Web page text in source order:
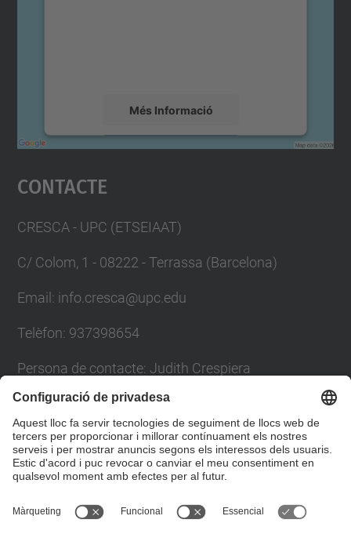
Més Informació
Accepta
powered by
Contacte
CRESCA - UPC (ETSEIAAT)
C/ Colom, 1 - 08222 - Terrassa (Barcelona)
Email: info.cresca@upc.edu
Telèfon: 937398654
Persona de contacte: Judith Crespiera
Formulari de contacte
Llista Xarxes Socials